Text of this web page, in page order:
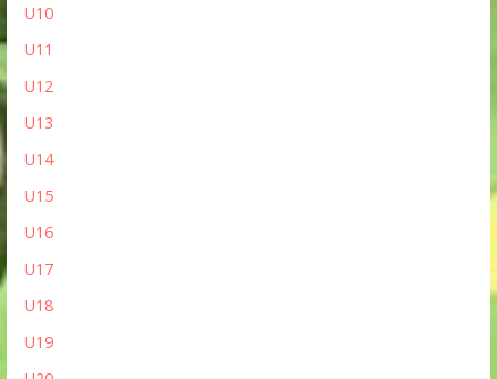
U10
U11
U12
U13
U14
U15
U16
U17
U18
U19